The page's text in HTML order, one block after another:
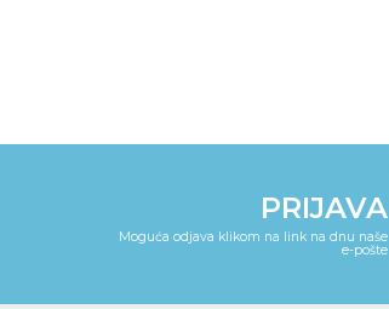
PRIJAVA
Moguća odjava klikom na link na dnu naše
e-pošte